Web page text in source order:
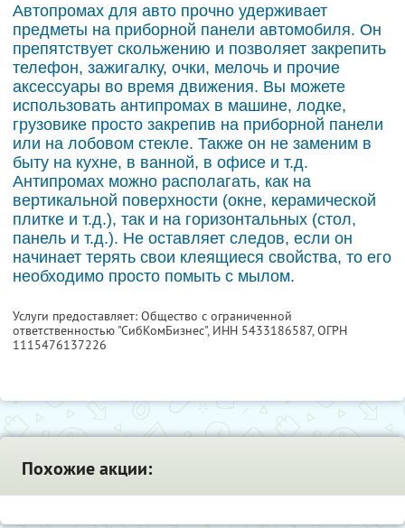
Автопромах для авто прочно удерживает
предметы на приборной панели автомобиля. Он
препятствует скольжению и позволяет закрепить
телефон, зажигалку, очки, мелочь и прочие
аксессуары во время движения. Вы можете
использовать антипромах в машине, лодке,
грузовике просто закрепив на приборной панели
или на лобовом стекле. Также он не заменим в
быту на кухне, в ванной, в офисе и т.д.
Антипромах можно располагать, как на
вертикальной поверхности (окне, керамической
плитке и т.д.), так и на горизонтальных (стол,
панель и т.д.). Не оставляет следов, если он
начинает терять свои клеящиеся свойства, то его
необходимо просто помыть с мылом.
Услуги предоставляет: Общество с ограниченной
ответственностью "СибКомБизнес", ИНН 5433186587, ОГРН
1115476137226
Похожие акции: